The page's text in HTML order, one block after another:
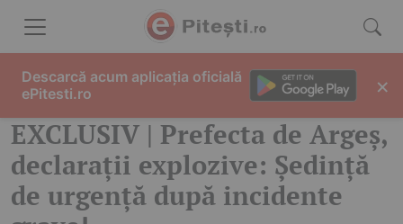
EXCLUSIV | Prefecta de Argeș,
declarații explozive: Ședință
de urgență după incidente
Descarcă acum aplicația oficială
ePitesti.ro
×